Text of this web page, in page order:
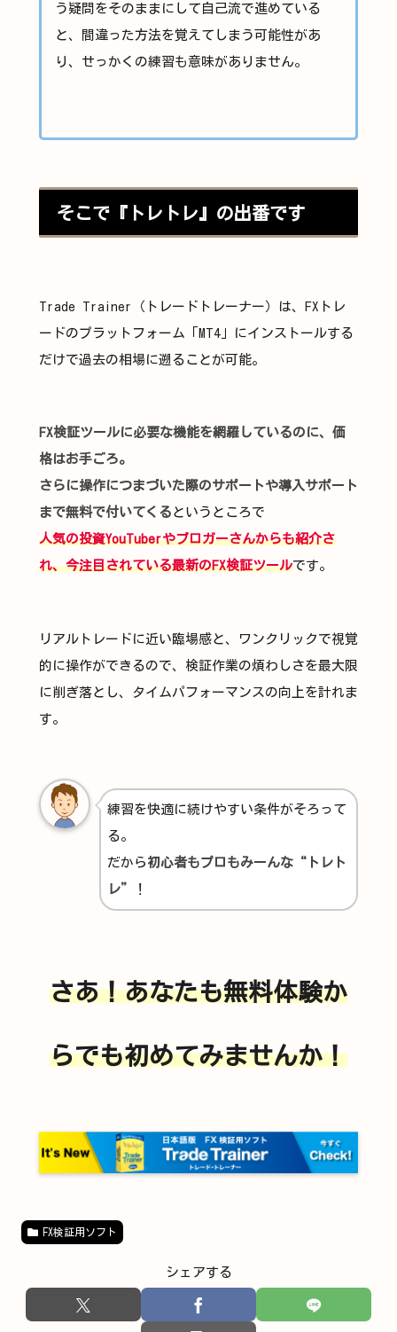
う疑問をそのままにして自己流で進めている
と、間違った方法を覚えてしまう可能性があ
り、せっかくの練習も意味がありません。
そこで『トレトレ』の出番です
Trade Trainer（トレードトレーナー）は、FXトレ
ードのプラットフォーム「MT4」にインストールする
だけで過去の相場に遡ることが可能。
FX検証ツールに必要な機能を網羅しているのに、価
格はお手ごろ。
さらに操作につまづいた際のサポートや導入サポート
まで無料で付いてくる というところで
人気の投資YouTuberやブロガーさんからも紹介さ
れ、今注目されている最新のFX検証ツールです。
リアルトレードに近い臨場感と、ワンクリックで視覚
的に操作ができるので、検証作業の煩わしさを最大限
に削ぎ落とし、タイムパフォーマンスの向上を計れま
す。
練習を快適に続けやすい条件がそろって
る。
だから 初心者もプロもみーんな“トレト
レ”
！
さあ！あなたも無料体験か
らでも初めてみませんか！
FX検証用ソフト
シェアする